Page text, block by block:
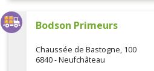
Bodson Primeurs
Chaussée de Bastogne, 100
6840 - Neufchâteau